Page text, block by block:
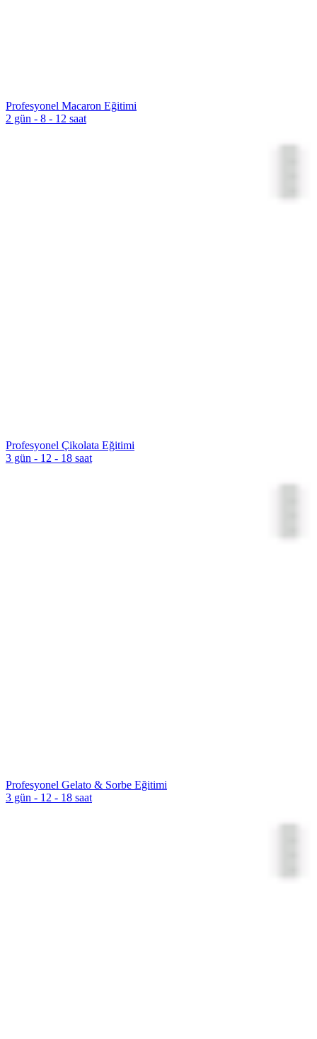
Profesyonel Macaron Eğitimi
2 gün - 8 - 12 saat
Profesyonel Çikolata Eğitimi
3 gün - 12 - 18 saat
Profesyonel Gelato & Sorbe Eğitimi
3 gün - 12 - 18 saat